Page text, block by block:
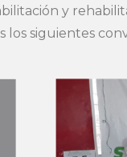
y
los siguientes